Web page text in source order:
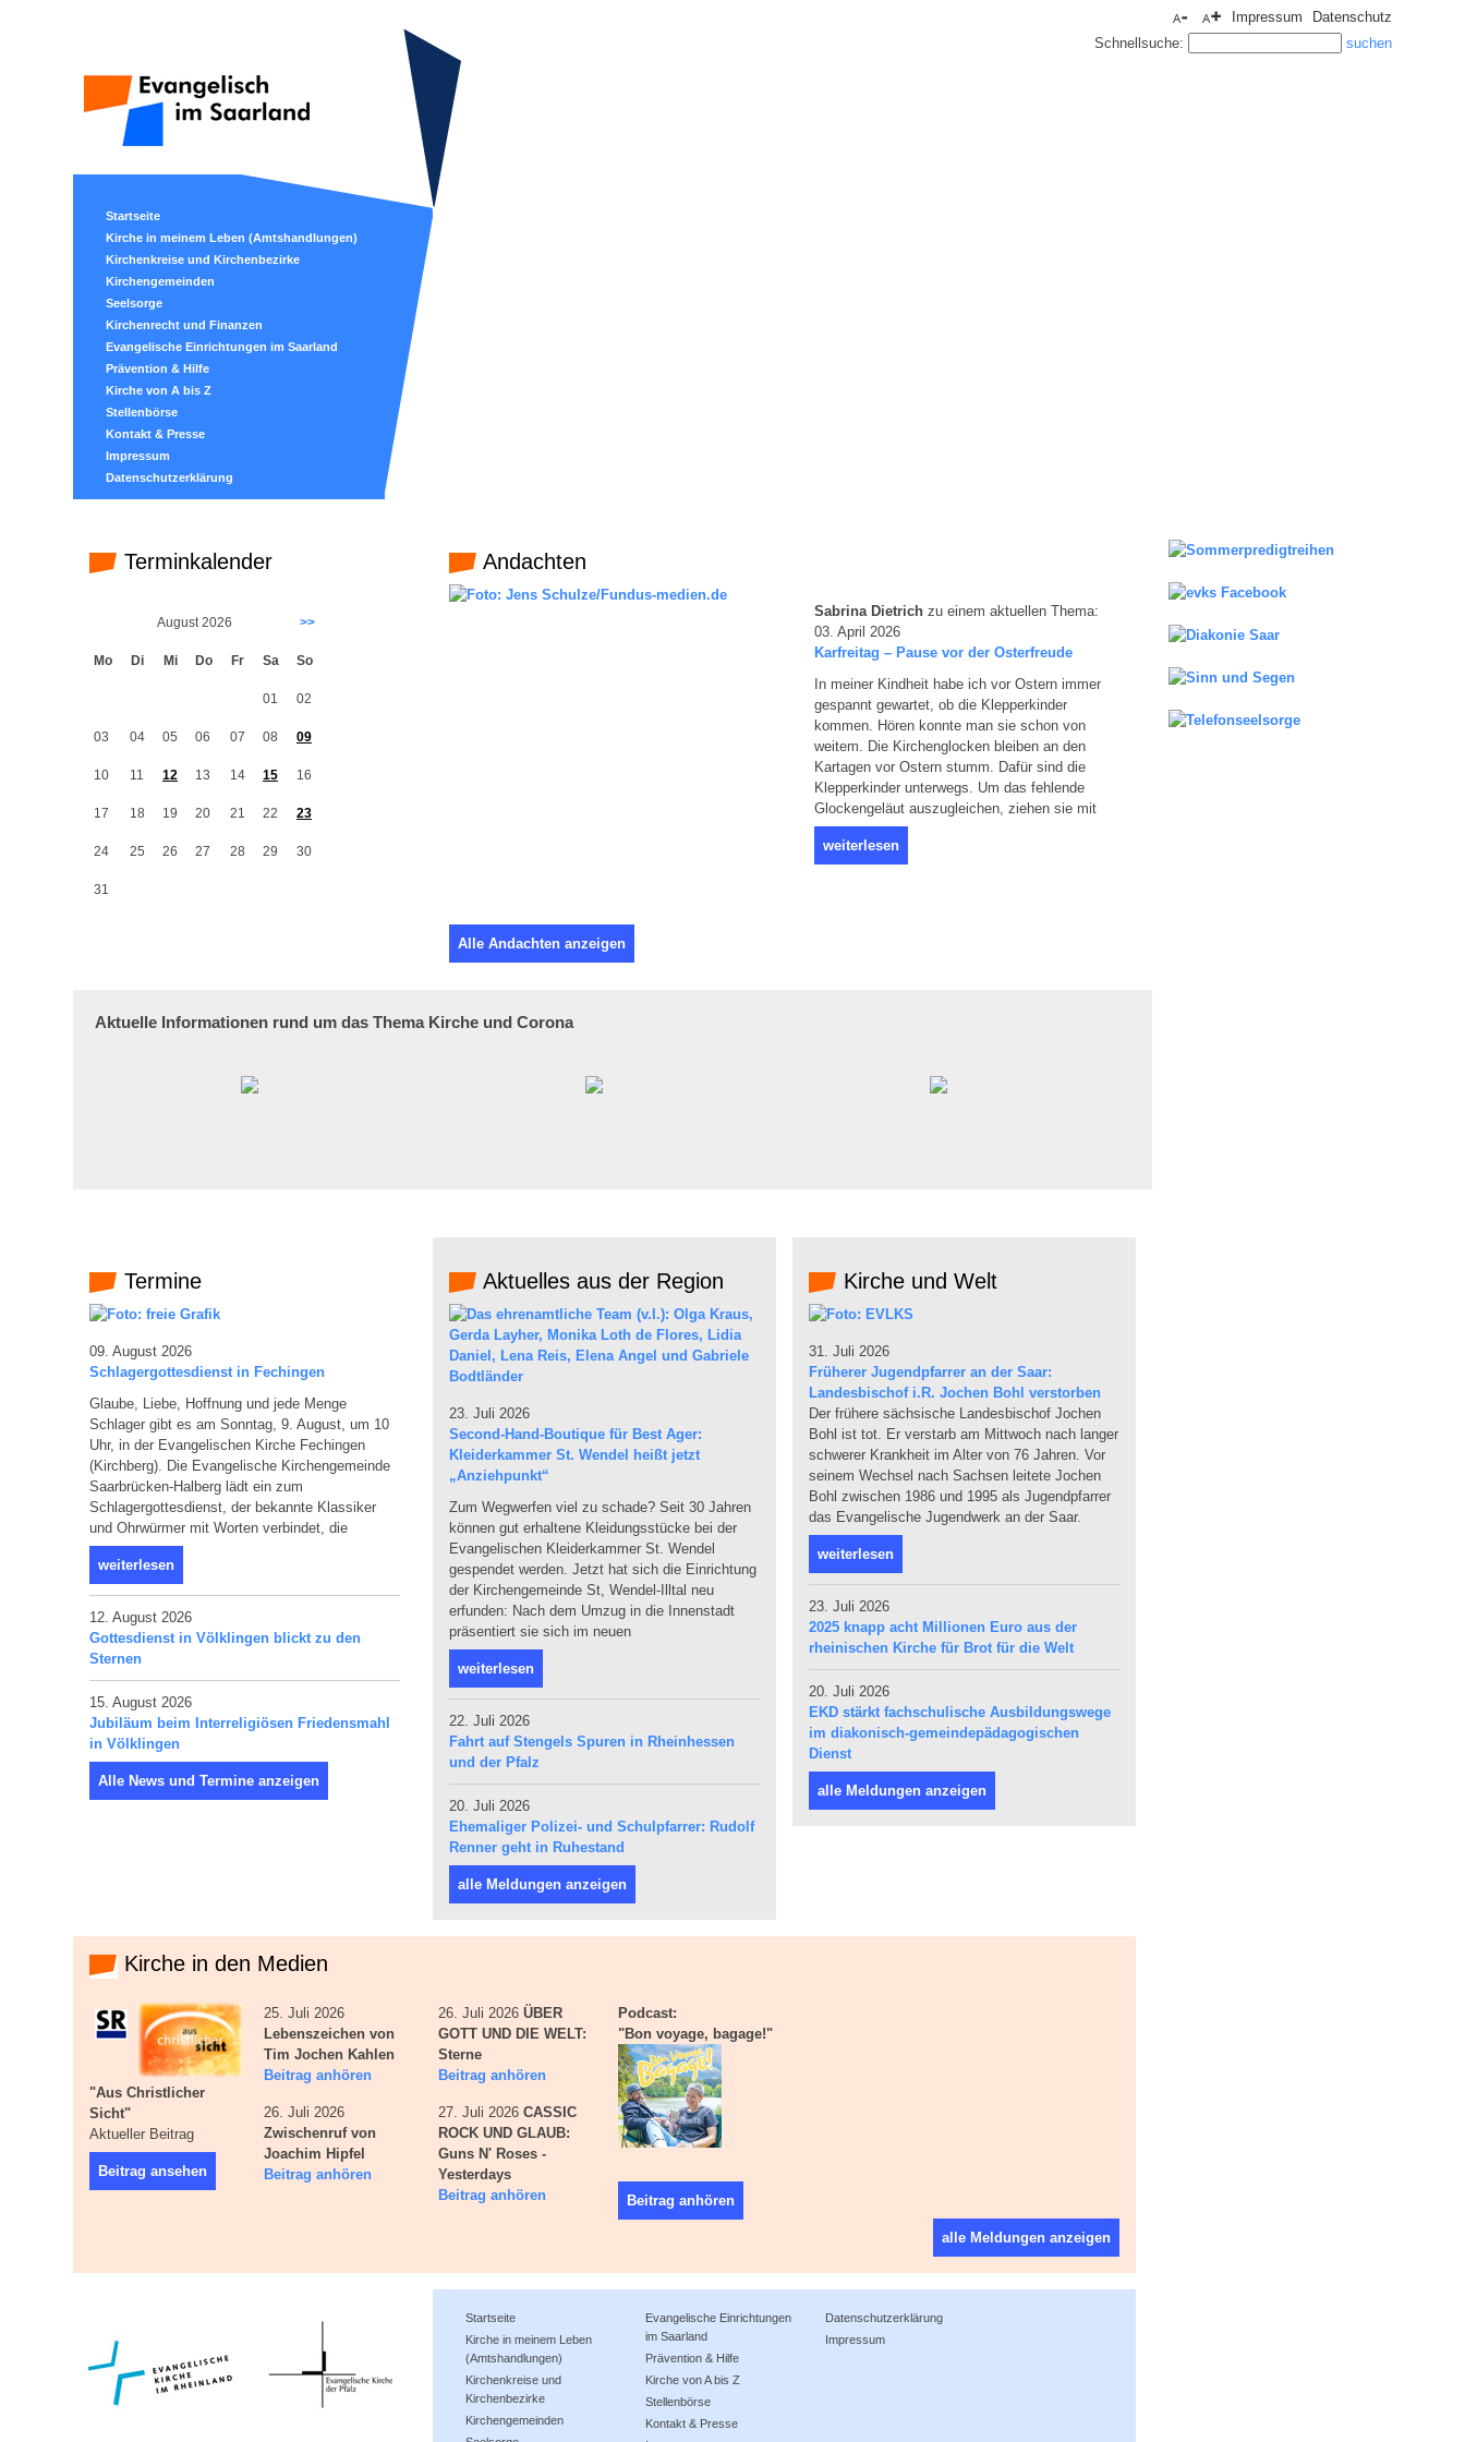
Startseite
Kirche in meinem Leben (Amtshandlungen)
Kirchenkreise und Kirchenbezirke
Kirchengemeinden
Seelsorge
Kirchenrecht und Finanzen
Evangelische Einrichtungen im Saarland
Prävention & Hilfe
Kirche von A bis Z
Stellenbörse
Kontakt & Presse
Impressum
Datenschutzerklärung
Impressum
Datenschutz
Schnellsuche:
Terminkalender
August 2026 >>
Mo Di Mi Do Fr Sa So
01 02
03 04 05 06 07 08 09
10 11 12 13 14 15 16
17 18 19 20 21 22 23
24 25 26 27 28 29 30
31
Andachten
Sabrina Dietrich zu einem aktuellen Thema:
03. April 2026
Karfreitag – Pause vor der Osterfreude
In meiner Kindheit habe ich vor Ostern immer
gespannt gewartet, ob die Klepperkinder
kommen. Hören konnte man sie schon von
weitem. Die Kirchenglocken bleiben an den
Kartagen vor Ostern stumm. Dafür sind die
Klepperkinder unterwegs. Um das fehlende
Glockengeläut auszugleichen, ziehen sie mit
weiterlesen
Alle Andachten anzeigen
Aktuelle Informationen rund um das Thema Kirche und Corona
Termine
09. August 2026
Schlagergottesdienst in Fechingen
Glaube, Liebe, Hoffnung und jede Menge
Schlager gibt es am Sonntag, 9. August, um 10
Uhr, in der Evangelischen Kirche Fechingen
(Kirchberg). Die Evangelische Kirchengemeinde
Saarbrücken-Halberg lädt ein zum
Schlagergottesdienst, der bekannte Klassiker
und Ohrwürmer mit Worten verbindet, die
weiterlesen
12. August 2026
Gottesdienst in Völklingen blickt zu den
Sternen
15. August 2026
Jubiläum beim Interreligiösen Friedensmahl
in Völklingen
Alle News und Termine anzeigen
Aktuelles aus der Region
23. Juli 2026
Second-Hand-Boutique für Best Ager:
Kleiderkammer St. Wendel heißt jetzt
„Anziehpunkt“
Zum Wegwerfen viel zu schade? Seit 30 Jahren
können gut erhaltene Kleidungsstücke bei der
Evangelischen Kleiderkammer St. Wendel
gespendet werden. Jetzt hat sich die Einrichtung
der Kirchengemeinde St, Wendel-Illtal neu
erfunden: Nach dem Umzug in die Innenstadt
präsentiert sie sich im neuen
weiterlesen
22. Juli 2026
Fahrt auf Stengels Spuren in Rheinhessen
und der Pfalz
20. Juli 2026
Ehemaliger Polizei- und Schulpfarrer: Rudolf
Renner geht in Ruhestand
alle Meldungen anzeigen
Kirche und Welt
31. Juli 2026
Früherer Jugendpfarrer an der Saar:
Landesbischof i.R. Jochen Bohl verstorben
Der frühere sächsische Landesbischof Jochen
Bohl ist tot. Er verstarb am Mittwoch nach langer
schwerer Krankheit im Alter von 76 Jahren. Vor
seinem Wechsel nach Sachsen leitete Jochen
Bohl zwischen 1986 und 1995 als Jugendpfarrer
das Evangelische Jugendwerk an der Saar.
weiterlesen
23. Juli 2026
2025 knapp acht Millionen Euro aus der
rheinischen Kirche für Brot für die Welt
20. Juli 2026
EKD stärkt fachschulische Ausbildungswege
im diakonisch-gemeindepädagogischen
Dienst
alle Meldungen anzeigen
Kirche in den Medien
"Aus Christlicher
Sicht"
Aktueller Beitrag
Beitrag ansehen
25. Juli 2026
Lebenszeichen von
Tim Jochen Kahlen
Beitrag anhören
26. Juli 2026 ÜBER
GOTT UND DIE WELT:
Sterne
Beitrag anhören
26. Juli 2026
Zwischenruf von
Joachim Hipfel
Beitrag anhören
27. Juli 2026 CASSIC
ROCK UND GLAUB:
Guns N' Roses -
Yesterdays
Beitrag anhören
Podcast:
"Bon voyage, bagage!"
Beitrag anhören
alle Meldungen anzeigen
Startseite
Kirche in meinem Leben
(Amtshandlungen)
Kirchenkreise und
Kirchenbezirke
Kirchengemeinden
Evangelische Einrichtungen
im Saarland
Prävention & Hilfe
Kirche von A bis Z
Stellenbörse
Kontakt & Presse
Datenschutzerklärung
Impressum